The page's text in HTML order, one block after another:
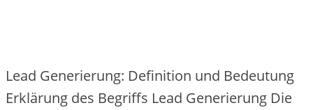
Lead Generierung: Definition und Bedeutung
Erklärung des Begriffs Lead Generierung Die